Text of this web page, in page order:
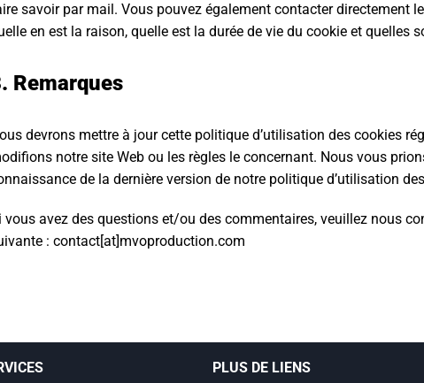
savoir par mail. Vous pouvez également contacter directement
en est la raison, quelle est la durée de vie du cookie et quelles
Remarques
devrons mettre à jour cette politique d’utilisation des cookies
notre site Web ou les règles le concernant. Nous vous
de la dernière version de notre politique d’utilisation
vous avez des questions et/ou des commentaires, veuillez nous
: contact[at]mvoproduction.com
PLUS DE LIENS